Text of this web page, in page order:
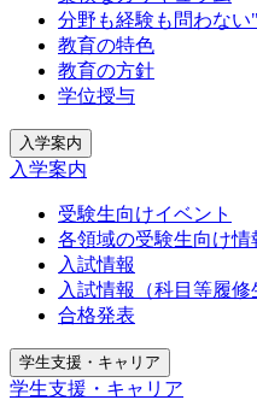
分野も経験も問わな
教育の特色
教育の方針
学位授与
入学案内
入学案内
受験生向けイベント
各領域の受験生向け情
入試情報
入試情報（科目等履修
合格発表
学生支援・キャリア
学生支援・キャリア